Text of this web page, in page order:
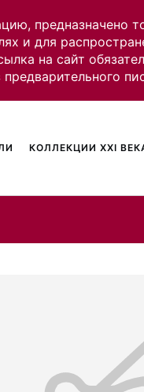
предназначено
и для
на сайт
КОЛЛЕКЦИИ XXI